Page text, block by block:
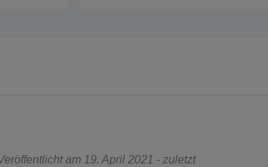
am 19. April 2021 - zuletzt